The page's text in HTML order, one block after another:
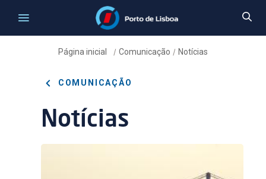
Página inicial / Comunicação / Notícias
COMUNICAÇÃO
Notícias